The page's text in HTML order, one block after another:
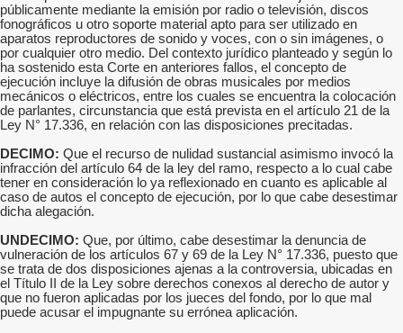
públicamente mediante la emisión por radio o televisión, discos
fonográficos u otro soporte material apto para ser utilizado en
aparatos reproductores de sonido y voces, con o sin imágenes, o
por cualquier otro medio. Del contexto jurídico planteado y según lo
ha sostenido esta Corte en anteriores fallos, el concepto de
ejecución incluye la difusión de obras musicales por medios
mecánicos o eléctricos, entre los cuales se encuentra la colocación
de parlantes, circunstancia que está prevista en el artículo 21 de la
Ley N° 17.336, en relación con las disposiciones precitadas.
DECIMO: Que el recurso de nulidad sustancial asimismo invocó la
infracción del artículo 64 de la ley del ramo, respecto a lo cual cabe
tener en consideración lo ya reflexionado en cuanto es aplicable al
caso de autos el concepto de ejecución, por lo que cabe desestimar
dicha alegación.
UNDECIMO: Que, por último, cabe desestimar la denuncia de
vulneración de los artículos 67 y 69 de la Ley N° 17.336, puesto que
se trata de dos disposiciones ajenas a la controversia, ubicadas en
el Título II de la Ley sobre derechos conexos al derecho de autor y
que no fueron aplicadas por los jueces del fondo, por lo que mal
puede acusar el impugnante su errónea aplicación.